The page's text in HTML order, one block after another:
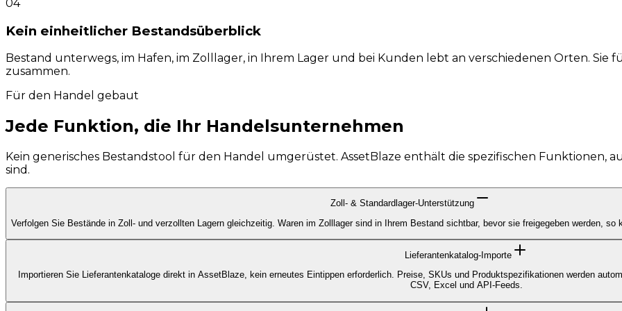
04
Kein einheitlicher Bestandsüberblick
Bestand unterwegs, im Hafen, im Zolllager, in Ihrem Lager und bei Kunden lebt an verschiedenen Orten. Sie
zusammen.
Für den Handel gebaut
Jede Funktion, die Ihr Handelsunternehmen
Kein generisches Bestandstool für den Handel umgerüstet. AssetBlaze enthält die spezifischen
sind.
Zoll- & Standardlager-Unterstützung
Verfolgen Sie Bestände in Zoll- und verzollten Lagern gleichzeitig. Waren im Zolllager sind in Ihrem Bestand sichtbar, bevor sie freigegeben werden,
Lieferantenkatalog-Importe
Importieren Sie Lieferantenkataloge direkt in AssetBlaze, kein erneutes Eintippen erforderlich. Preise, SKUs und Produktspezifikationen werden
CSV, Excel und API-Feeds.